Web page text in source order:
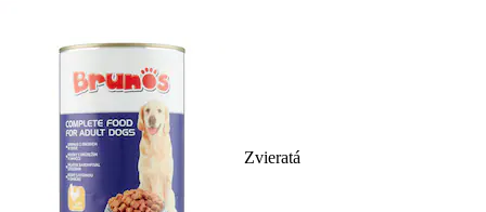
Zvieratá